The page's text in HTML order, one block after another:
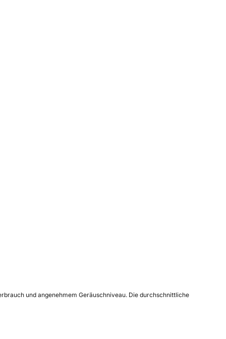
und angenehmem Geräuschniveau. Die durchschnittliche